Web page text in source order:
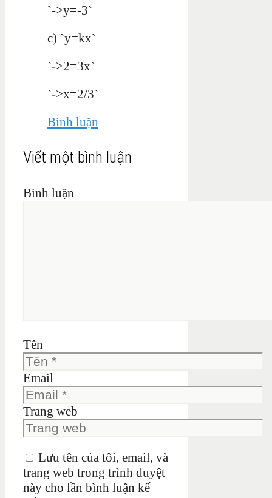
`->y=-3`
c) `y=kx`
`->2=3x`
`->x=2/3`
Bình luận
Viết một bình luận
Bình luận
Tên
Email
Trang web
Lưu tên của tôi, email, và
trang web trong trình duyệt
này cho lần bình luận kế